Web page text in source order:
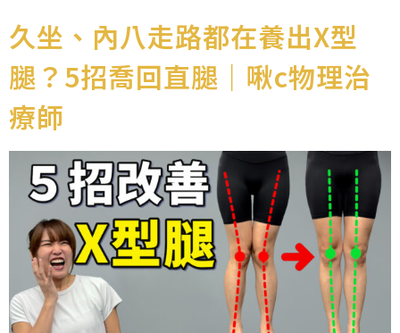
久坐、內八走路都在養出X型
腿？5招喬回直腿｜啾c物理治
療師